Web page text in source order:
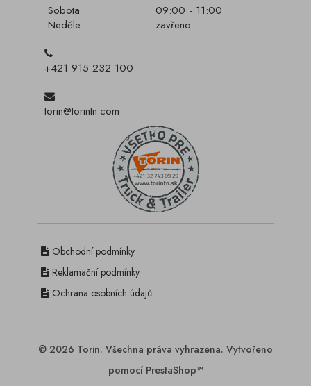
Sobota
09:00 - 11:00
Neděle
zavřeno
+421 915 232 100
torin@torintn.com
Obchodní podmínky
Reklamační podmínky
Ochrana osobních údajů
© 2026 Torin. Všechna práva vyhrazena. Vytvořeno
pomocí PrestaShop™